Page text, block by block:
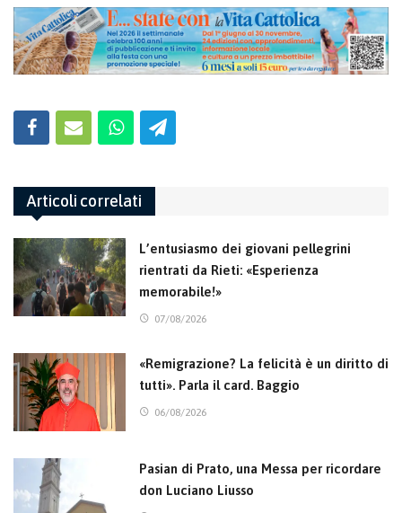
Articoli correlati
L’entusiasmo dei giovani pellegrini
rientrati da Rieti: «Esperienza
memorabile!»
07/08/2026
«Remigrazione? La felicità è un diritto di
tutti». Parla il card. Baggio
06/08/2026
Pasian di Prato, una Messa per ricordare
don Luciano Liusso